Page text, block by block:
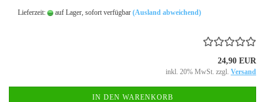
Lieferzeit: auf Lager, sofort verfügbar (Ausland abweichend)
24,90 EUR
inkl. 20% MwSt. zzgl. Versand
IN DEN WARENKORB